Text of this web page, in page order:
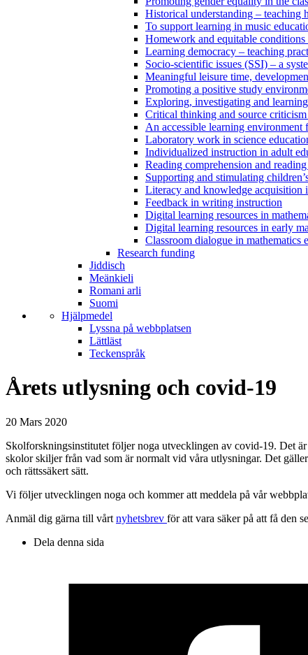
Historical understanding – teaching
To support learning in music
Homework and equitable
Learning democracy – teaching
Socio-scientific issues (SSI) – a
Meaningful leisure time,
Promoting a positive study
Exploring, investigating and
Critical thinking and source
An accessible learning
Laboratory work in science
Individualized instruction in adult
Reading comprehension and
Supporting and stimulating
Literacy and knowledge acquisition
Feedback in writing instruction
Digital learning resources in
Digital learning resources in early
Classroom dialogue in mathematics
Research funding
Jiddisch
Meänkieli
Romani arli
Suomi
Hjälpmedel
Lyssna på webbplatsen
Lättläst
Teckenspråk
Årets utlysning och covid-19
20 Mars 2020
Skolforskningsinstitutet följer noga utvecklingen av covid-19. Det
skolor skiljer från vad som är normalt vid våra utlysningar. Det
och rättssäkert sätt.
Vi följer utvecklingen noga och kommer att meddela på vår
Anmäl dig gärna till vårt nyhetsbrev för att vara säker på att få den
Dela denna sida